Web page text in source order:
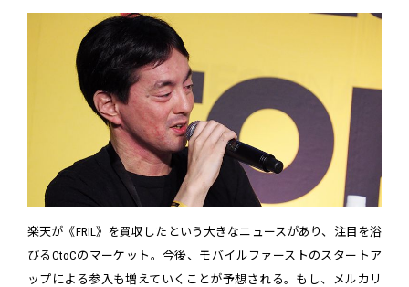
楽天が《FRIL》を買収したという大きなニュースがあり、注目を浴
びるCtoCのマーケット。今後、モバイルファーストのスタートア
ップによる参入も増えていくことが予想される。もし、メルカリ